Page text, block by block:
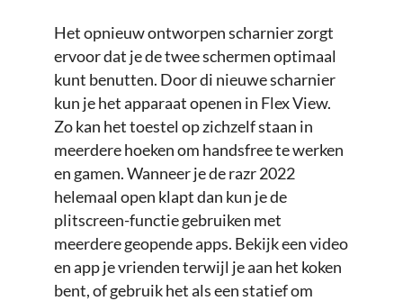
Het opnieuw ontworpen scharnier zorgt
ervoor dat je de twee schermen optimaal
kunt benutten. Door di nieuwe scharnier
kun je het apparaat openen in Flex View.
Zo kan het toestel op zichzelf staan in
meerdere hoeken om handsfree te werken
en gamen. Wanneer je de razr 2022
helemaal open klapt dan kun je de
plitscreen-functie gebruiken met
meerdere geopende apps. Bekijk een video
en app je vrienden terwijl je aan het koken
bent, of gebruik het als een statief om